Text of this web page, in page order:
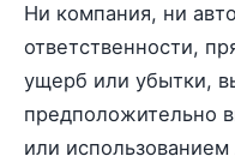
Ни компания, ни
ответственности,
ущерб или убытки,
предположительно
или